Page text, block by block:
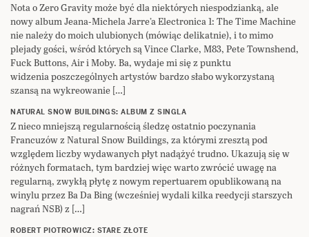
Nota o Zero Gravity może być dla niektórych niespodzianką, ale
nowy album Jeana-Michela Jarre’a Electronica 1: The Time Machine
nie należy do moich ulubionych (mówiąc delikatnie), i to mimo
plejady gości, wśród których są Vince Clarke, M83, Pete Townshend,
Fuck Buttons, Air i Moby. Ba, wydaje mi się z punktu
widzenia poszczególnych artystów bardzo słabo wykorzystaną
szansą na wykreowanie […]
NATURAL SNOW BUILDINGS: ALBUM Z SINGLA
Z nieco mniejszą regularnością śledzę ostatnio poczynania
Francuzów z Natural Snow Buildings, za którymi zresztą pod
względem liczby wydawanych płyt nadążyć trudno. Ukazują się w
różnych formatach, tym bardziej więc warto zwrócić uwagę na
regularną, zwykłą płytę z nowym repertuarem opublikowaną na
winylu przez Ba Da Bing (wcześniej wydali kilka reedycji starszych
nagrań NSB) z […]
ROBERT PIOTROWICZ: STARE ZŁOTE